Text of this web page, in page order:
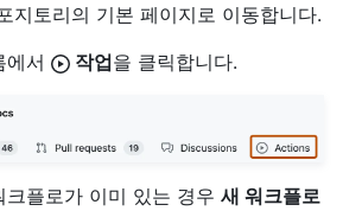
지토리의 기본 페이지로 이동합니다.
에서
작업을 클릭합니다.
크플로가 이미 있는 경우 새 워크플로